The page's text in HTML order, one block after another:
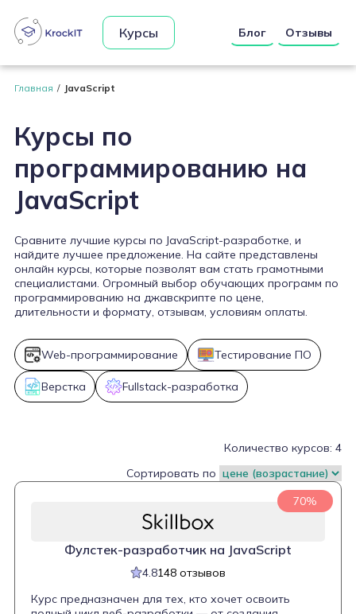
Курсы Блог Отзывы
Главная JavaScript
Курсы по
программированию на
JavaScript
Сравните лучшие курсы по JavaScript-разработке, и
найдите лучшее предложение. На сайте представлены
онлайн курсы, которые позволят вам стать грамотными
специалистами. Огромный выбор обучающих программ по
программированию на джавскрипте по цене,
длительности и формату, отзывам, условиям оплаты.
Web-программирование Тестирование ПО
Верстка Fullstack-разработка
Количество курсов: 4
Сортировать по
Фулстек-разработчик на JavaScript
4.8148 отзывов
70%
Курс предназначен для тех, кто хочет освоить